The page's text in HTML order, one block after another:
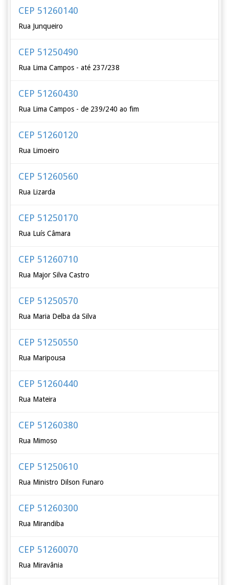
CEP 51260140
Rua Junqueiro
CEP 51250490
Rua Lima Campos - até 237/238
CEP 51260430
Rua Lima Campos - de 239/240 ao fim
CEP 51260120
Rua Limoeiro
CEP 51260560
Rua Lizarda
CEP 51250170
Rua Luís Câmara
CEP 51260710
Rua Major Silva Castro
CEP 51250570
Rua Maria Delba da Silva
CEP 51250550
Rua Maripousa
CEP 51260440
Rua Mateira
CEP 51260380
Rua Mimoso
CEP 51250610
Rua Ministro Dilson Funaro
CEP 51260300
Rua Mirandiba
CEP 51260070
Rua Miravânia